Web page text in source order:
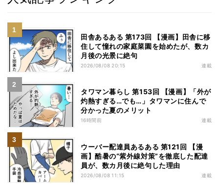
田舎あるある 第173回 【漫画】田舎に移
住して憧れの家庭菜園を始めたが、数カ
月後の光景に絶句
2026/08/08 20:15 連載
タワマン暮らし 第153回 【漫画】「外が
灼熱すぎる…でも…」タワマンに住んで
分かった夏のメリット
16時間前 連載
ウーバー配達員あるある 第121回 【漫
画】酷暑の“紫外線対策”を徹底した配達
員が、数カ月後に絶句した理由
2026/08/08 11:15 連載